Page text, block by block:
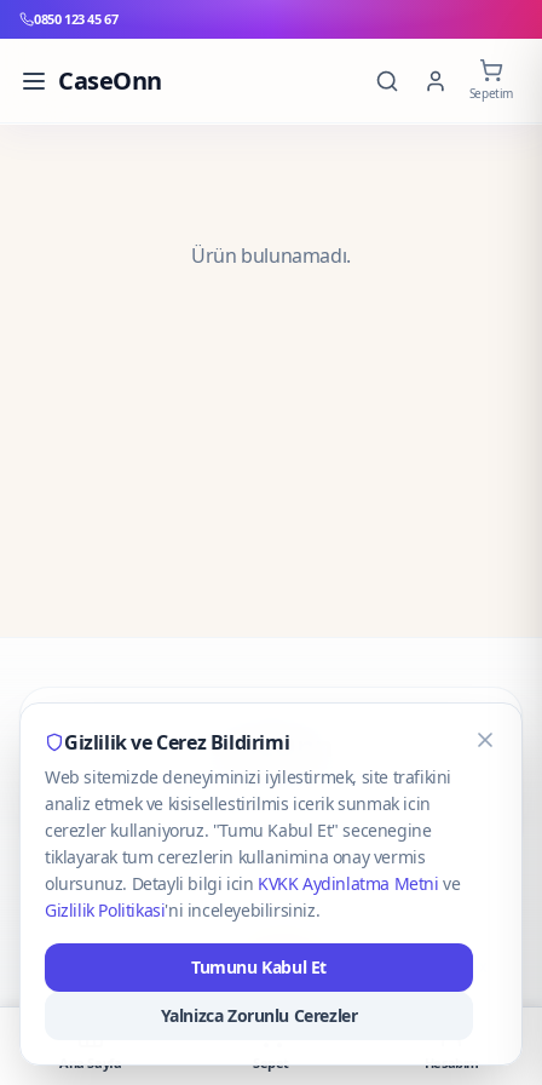
0850 123 45 67
CaseOnn Sepetim
Ürün bulunamadı.
CaseOnn
© 2025 CaseOnn. Tüm hakları saklıdır.
VISA Mastercard
Gizlilik ve Cerez Bildirimi
Web sitemizde deneyiminizi iyilestirmek, site trafikini
analiz etmek ve kisisellestirilmis icerik sunmak icin
cerezler kullaniyoruz. "Tumu Kabul Et" secenegine
tiklayarak tum cerezlerin kullanimina onay vermis
olursunuz. Detayli bilgi icin KVKK Aydinlatma Metni ve
Gizlilik Politikasi'ni inceleyebilirsiniz.
Tumunu Kabul Et
Yalnizca Zorunlu Cerezler
Ana Sayfa Sepet Hesabım